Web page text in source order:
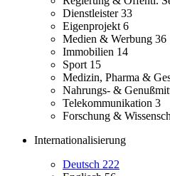
Dienstleister33
Eigenprojekt 6
Medien & Werbung 36
Immobilien 14
Sport 15
Medizin, Pharma &
Nahrungs- &
Telekommunikation 3
Forschung &
Internationalisierung
Deutsch 222